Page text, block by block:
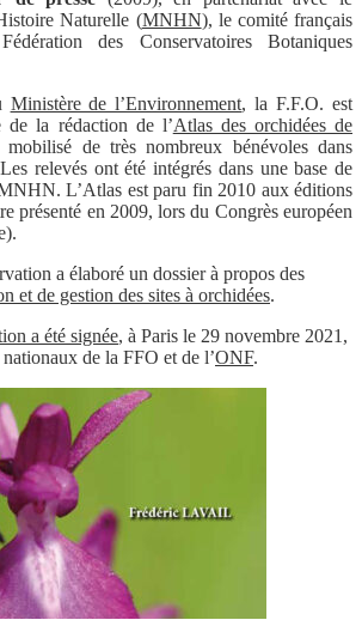
Naturelle (MNHN), le comité français
des Conservatoires Botaniques
Ministère de l’Environnement, la F.F.O. est
de la rédaction de l’Atlas des orchidées de
de très nombreux bénévoles dans
relevés ont été intégrés dans une base de
L’Atlas est paru fin 2010 aux éditions
présenté en 2009, lors du Congrès européen
a élaboré un dossier à propos des
et de gestion des sites à orchidées.
a été signée, à Paris le 29 novembre 2021,
de la FFO et de l’ONF.